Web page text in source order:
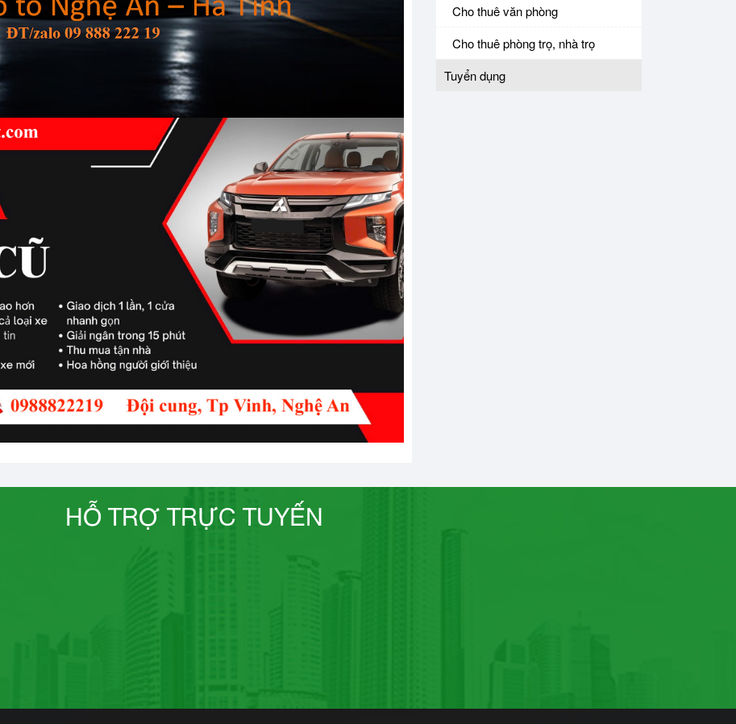
Cho thuê văn phòng
Cho thuê phòng trọ, nhà trọ
Tuyển dụng
HỖ TRỢ TRỰC TUYẾN